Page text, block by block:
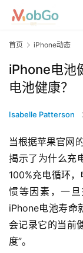
首页 iPhone动态
iPhone电池
电池健康？
Isabelle Patterson
当根据苹果官网
揭示了为什么充
100%充电循环
惯等因素，一
iPhone电池寿命
会记录它的当前
度”。